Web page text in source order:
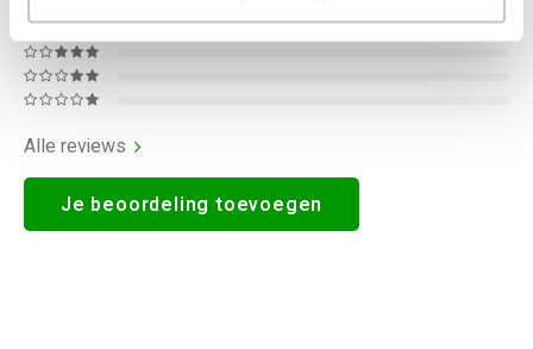
Alle reviews
Je beoordeling toevoegen